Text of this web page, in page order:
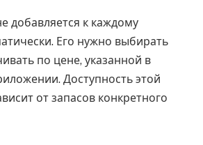
добавляется к каждому
Его нужно выбирать
по цене, указанной в
Доступность этой
от запасов конкретного